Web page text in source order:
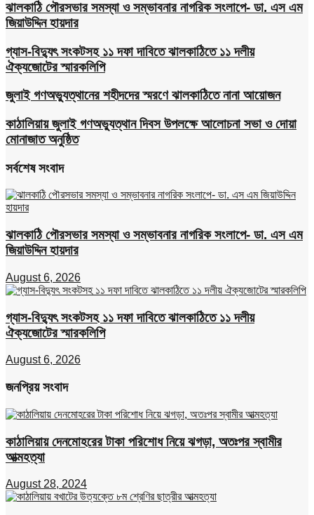
ঝালকাঠি পৌরসভার সমস্যা ও সম্ভাবনার নাগরিক সংলাপে- ডা. এস এম
জিয়াউদ্দিন হায়দার
গ্যাস-বিদ্যুৎ সংকটসহ ১১ দফা দাবিতে ঝালকাঠিতে ১১ দলীয়
ঐক্যজোটের স্মারকলিপি
জুলাই গণঅভ্যুত্থানের শহীদদের স্মরণে ঝালকাঠিতে নানা আয়োজন
কাঠালিয়ায় জুলাই গণঅভ্যুত্থান দিবস উপলক্ষে আলোচনা সভা ও দোয়া
মোনাজাত অনুষ্ঠিত
সর্বশেষ সংবাদ
ঝালকাঠি পৌরসভার সমস্যা ও সম্ভাবনার নাগরিক সংলাপে- ডা. এস এম
জিয়াউদ্দিন হায়দার
August 6, 2026
গ্যাস-বিদ্যুৎ সংকটসহ ১১ দফা দাবিতে ঝালকাঠিতে ১১ দলীয়
ঐক্যজোটের স্মারকলিপি
August 6, 2026
জনপ্রিয় সংবাদ
কাঠালিয়ায় দেনমোহরের টাকা পরিশোধ নিয়ে ঝগড়া, অতঃপর স্বামীর
আত্মহত্যা
August 28, 2024